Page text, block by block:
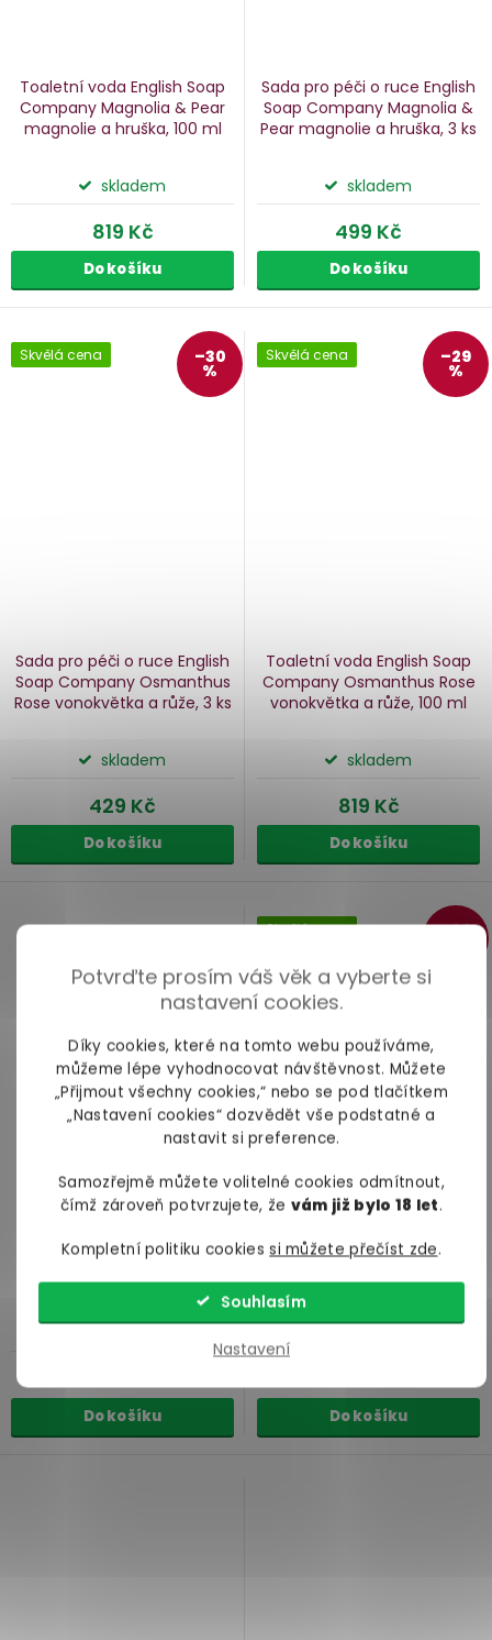
Potvrďte prosím váš věk a vyberte si
nastavení cookies.
Díky cookies, které na tomto webu používáme,
můžeme lépe vyhodnocovat návštěvnost. Můžete
„Přijmout všechny cookies,“ nebo se pod tlačítkem
„Nastavení cookies“ dozvědět vše podstatné a
nastavit si preference.
Samozřejmě můžete volitelné cookies odmítnout,
čímž zároveň potvrzujete, že vám již bylo 18 let.
Kompletní politiku cookiessi můžete přečíst zde.
Nastavení
Souhlasím
Toaletní voda English Soap
Company Magnolia & Pear
magnolie a hruška, 100 ml
skladem
819 Kč
Do košíku
Sada pro péči o ruce English
Soap Company Magnolia &
Pear magnolie a hruška, 3 ks
skladem
499 Kč
Do košíku
Skvělá cena –30
%
Sada pro péči o ruce English
Soap Company Osmanthus
Rose vonokvětka a růže, 3 ks
skladem
429 Kč
Do košíku
Skvělá cena –29
%
Toaletní voda English Soap
Company Osmanthus Rose
vonokvětka a růže, 100 ml
skladem
819 Kč
Do košíku
Company Jasmine Peach
jasmín a broskev, 75 ml
Do košíku
Skvělá cena –29
Company Lavender &
Rosemarylevandule a
rozmarýn, 100 ml
Do košíku